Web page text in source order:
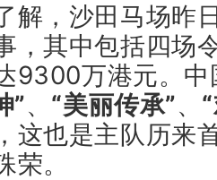
解， 沙田马场昨
，其中包括四场
9300万港元。 中
”、 “美丽传承”、
这也是主队历来
。